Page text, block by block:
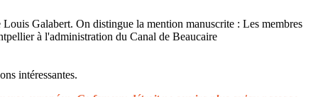
intéressantes.